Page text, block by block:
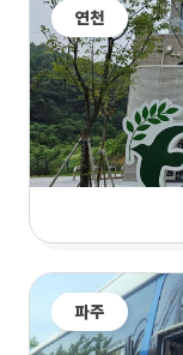
연천
파주